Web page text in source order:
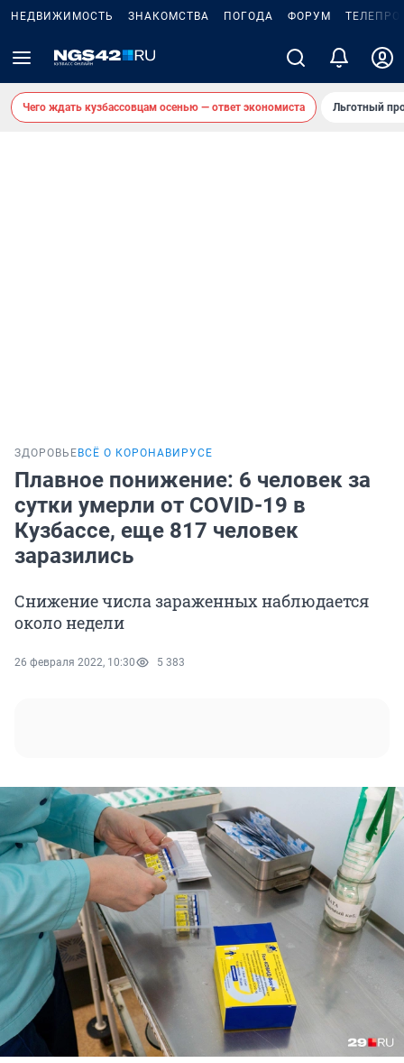
НЕДВИЖИМОСТЬ ЗНАКОМСТВА ПОГОДА ФОРУМ
Чего ждать кузбассовцам осенью — ответ экономиста Льготный
ЗДОРОВЬЕ ВСЁ О КОРОНАВИРУСЕ
Плавное понижение: 6 человек за
сутки умерли от COVID-19 в
Кузбассе, еще 817 человек
заразились
Снижение числа зараженных наблюдается
около недели
26 февраля 2022, 10:30 5 383